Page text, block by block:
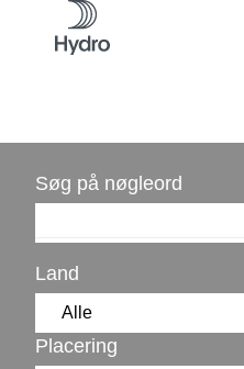
Søg på nøgleord
Land
Placering